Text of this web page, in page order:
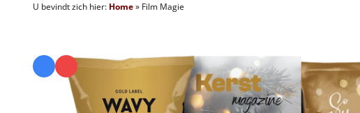
U bevindt zich hier: Home» Film Magie